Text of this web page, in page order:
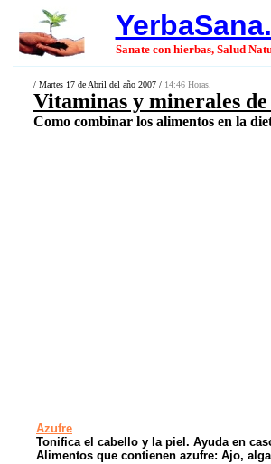
Sanate con hierbas, Salud
/ Martes 17 de Abril del año 2007 / 14:46 Horas.
Vitaminas y minerales
Como combinar los alimentos en la
Azufre
Tonifica el cabello y la piel. Ayuda en
Alimentos que contienen azufre: Ajo,